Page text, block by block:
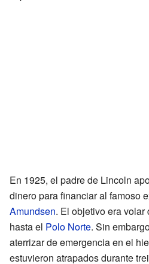
En 1925, el padre de Lincoln
dinero para financiar al famoso
Amundsen. El objetivo era
hasta el Polo Norte. Sin
aterrizar de emergencia en el
estuvieron atrapados durante